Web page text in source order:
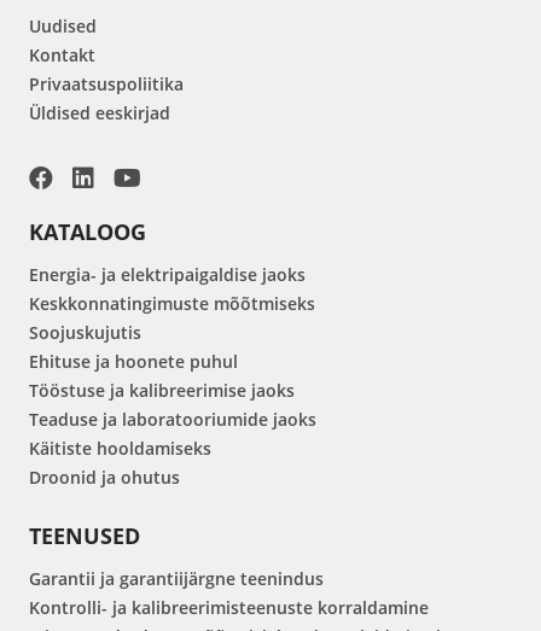
Uudised
Kontakt
Privaatsuspoliitika
Üldised eeskirjad
KATALOOG
Energia- ja elektripaigaldise jaoks
Keskkonnatingimuste mõõtmiseks
Soojuskujutis
Ehituse ja hoonete puhul
Tööstuse ja kalibreerimise jaoks
Teaduse ja laboratooriumide jaoks
Käitiste hooldamiseks
Droonid ja ohutus
TEENUSED
Garantii ja garantiijärgne teenindus
Kontrolli- ja kalibreerimisteenuste korraldamine